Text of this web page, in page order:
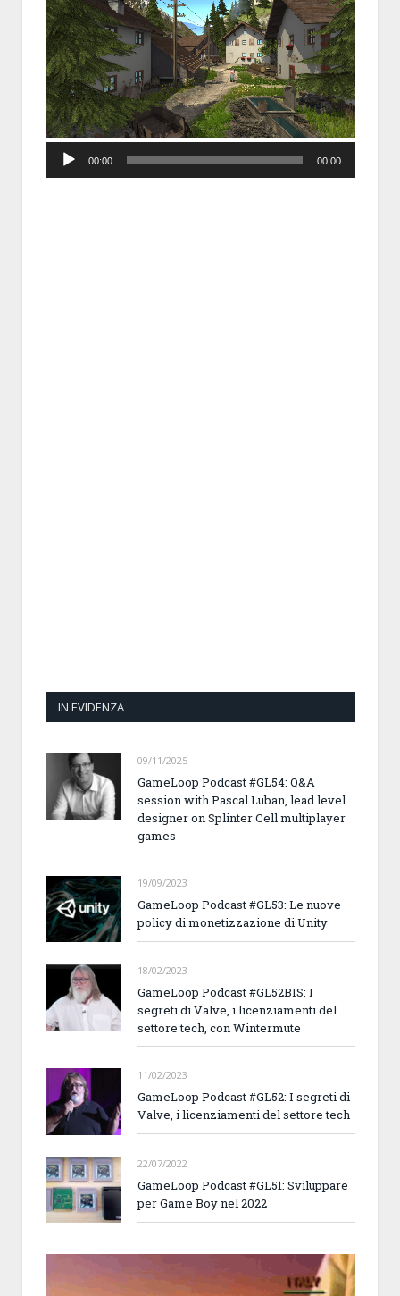
Player
00:00 00:00
IN EVIDENZA
09/11/2025
GameLoop Podcast #GL54: Q&A
session with Pascal Luban, lead level
designer on Splinter Cell multiplayer
games
19/09/2023
GameLoop Podcast #GL53: Le nuove
policy di monetizzazione di Unity
18/02/2023
GameLoop Podcast #GL52BIS: I
segreti di Valve, i licenziamenti del
settore tech, con Wintermute
11/02/2023
GameLoop Podcast #GL52: I segreti di
Valve, i licenziamenti del settore tech
22/07/2022
GameLoop Podcast #GL51: Sviluppare
per Game Boy nel 2022